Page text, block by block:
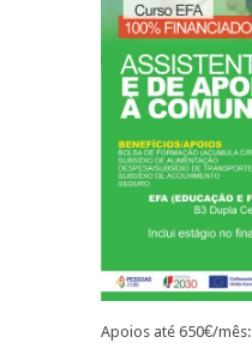
Apoios até 650€/mês: